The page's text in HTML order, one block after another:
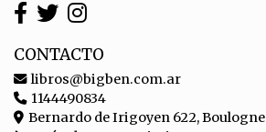
CONTACTO
libros@bigben.com.ar
1144490834
Bernardo de Irigoyen 622, Boulogne